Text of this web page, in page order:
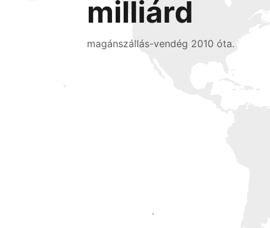
milliárd
magánszállás-vendég 2010 óta.
Érjen el új vendégeket még ma